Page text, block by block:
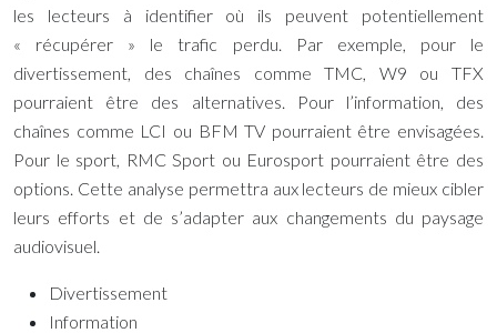
les lecteurs à identifier où ils peuvent potentiellement
« récupérer » le trafic perdu. Par exemple, pour le
divertissement, des chaînes comme TMC, W9 ou TFX
pourraient être des alternatives. Pour l’information, des
chaînes comme LCI ou BFM TV pourraient être envisagées.
Pour le sport, RMC Sport ou Eurosport pourraient être des
options. Cette analyse permettra aux lecteurs de mieux cibler
leurs efforts et de s’adapter aux changements du paysage
audiovisuel.
Divertissement
Information